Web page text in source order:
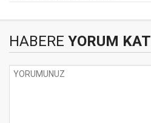
HABERE YORUM KAT